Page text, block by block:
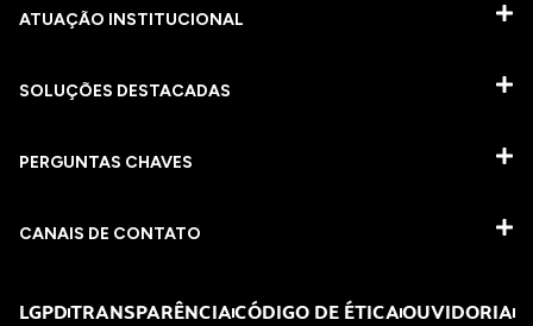
ATUAÇÃO INSTITUCIONAL
SOLUÇÕES DESTACADAS
PERGUNTAS CHAVES​
CANAIS DE CONTATO
LGPDTRANSPARÊNCIACÓDIGO DE ÉTICAOUVIDORIA